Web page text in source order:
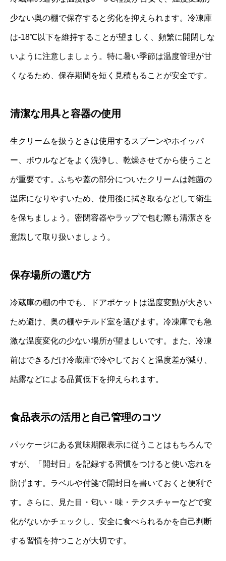
少ない奥の棚で保存すると劣化を抑えられます。冷凍庫
は-18℃以下を維持することが望ましく、頻繁に開閉しな
いように注意しましょう。特に暑い季節は温度管理が甘
くなるため、保存期間を短く見積もることが安全です。
清潔な用具と容器の使用
生クリームを扱うときは使用するスプーンやホイッパ
ー、ボウルなどをよく洗浄し、乾燥させてから使うこと
が重要です。ふちや蓋の部分についたクリームは雑菌の
温床になりやすいため、使用後に拭き取るなどして衛生
を保ちましょう。密閉容器やラップで包む際も清潔さを
意識して取り扱いましょう。
保存場所の選び方
冷蔵庫の棚の中でも、ドアポケットは温度変動が大きい
ため避け、奥の棚やチルド室を選びます。冷凍庫でも急
激な温度変化の少ない場所が望ましいです。また、冷凍
前はできるだけ冷蔵庫で冷やしておくと温度差が減り、
結露などによる品質低下を抑えられます。
食品表示の活用と自己管理のコツ
パッケージにある賞味期限表示に従うことはもちろんで
すが、「開封日」を記録する習慣をつけると使い忘れを
防げます。ラベルや付箋で開封日を書いておくと便利で
す。さらに、見た目・匂い・味・テクスチャーなどで変
化がないかチェックし、安全に食べられるかを自己判断
する習慣を持つことが大切です。